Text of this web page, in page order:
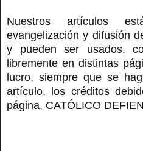
Nuestros artículos
evangelización y difusión
y pueden ser usados,
libremente en distintas
lucro, siempre que se
artículo, los créditos
página, CATÓLICO